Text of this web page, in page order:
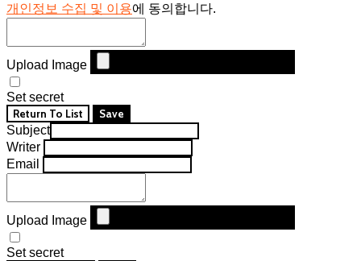
개인정보 수집 및 이용에 동의합니다.
Upload Image
Set secret
Return To List Save
Subject
Writer
Email
Upload Image
Set secret